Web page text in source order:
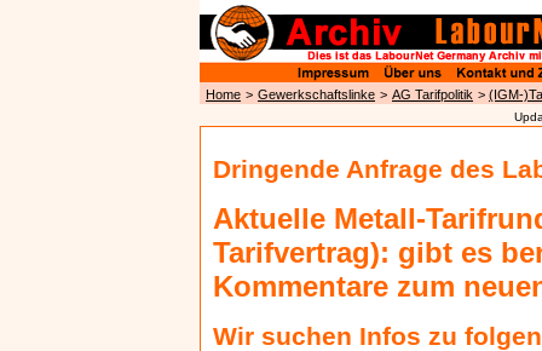
Home > Gewerkschaftslinke > AG Tarifpolitik > (IGM-
Dringende Anfrage des
Aktuelle Metall-
Tarifvertrag): gibt es
Kommentare zum
Wir suchen Infos zu